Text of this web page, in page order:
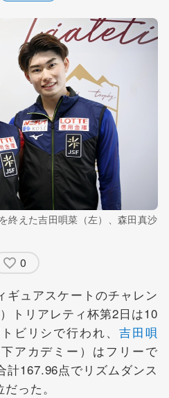
終えた吉田唄菜（左）、森田真沙
0
ュアスケートのチャレン
トリアレティ杯第2日は10
ビリシで行われ、吉田唄
アカデミー）はフリーで
計167.96点でリズムダンス
った。